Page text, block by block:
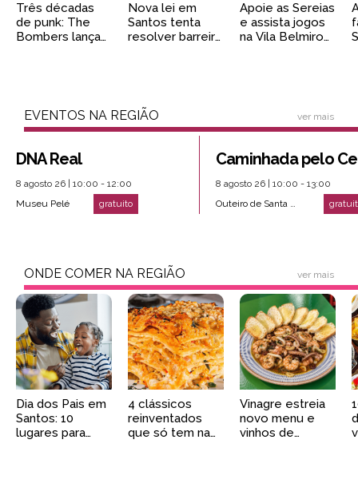
Três décadas
de punk: The
Bombers lançam
Nova lei em
Santos tenta
resolver barreira
Apoie as Sereias
e assista jogos
na Vila Belmiro
EVENTOS NA REGIÃO ver mais
DNA Real
8 agosto 26 | 10:00 - 12:00
Museu Pelé
8 agosto 26 | 10:00 - 13:00
Outeiro de Santa Catarina
ONDE COMER NA REGIÃO ver mais
Dia dos Pais em
Santos: 10
lugares para
4 clássicos
reinventados
que só tem na
Vinagre estreia
novo menu e
vinhos de